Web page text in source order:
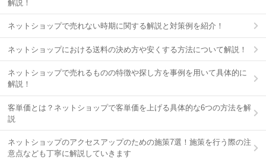
解説！
ネットショップで売れない時期に関する解説と対策例を紹介！
ネットショップにおける送料の決め方や安くする方法について解説！
ネットショップで売れるものの特徴や探し方を事例を用いて具体的に
解説！
客単価とは？ネットショップで客単価を上げる具体的な6つの方法を解
説
ネットショップのアクセスアップのための施策7選！施策を行う際の注
意点なども丁寧に解説していきます